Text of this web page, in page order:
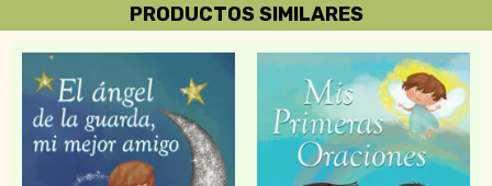
PRODUCTOS SIMILARES